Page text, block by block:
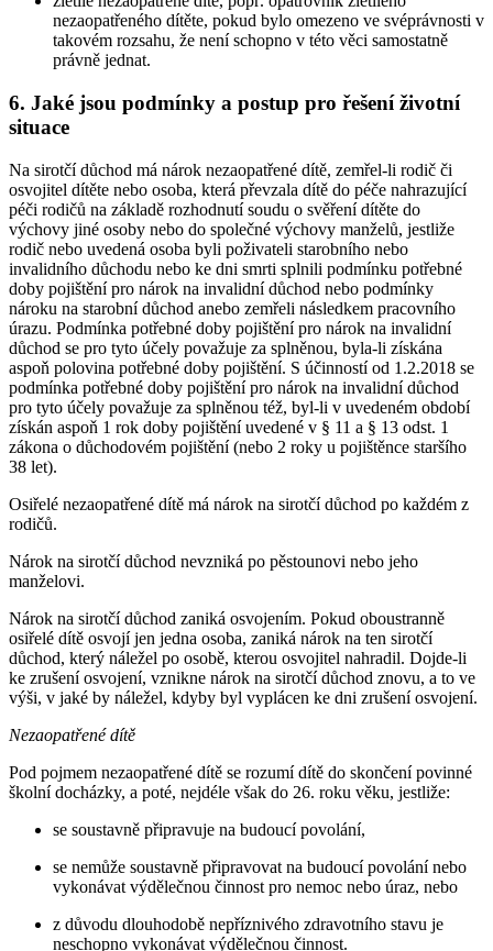
nezaopatřeného dítěte, pokud bylo omezeno ve svéprávnosti v
takovém rozsahu, že není schopno v této věci samostatně
právně jednat.
6. Jaké jsou podmínky a postup pro řešení životní
situace
Na sirotčí důchod má nárok nezaopatřené dítě, zemřel-li rodič či
osvojitel dítěte nebo osoba, která převzala dítě do péče nahrazující
péči rodičů na základě rozhodnutí soudu o svěření dítěte do
výchovy jiné osoby nebo do společné výchovy manželů, jestliže
rodič nebo uvedená osoba byli poživateli starobního nebo
invalidního důchodu nebo ke dni smrti splnili podmínku potřebné
doby pojištění pro nárok na invalidní důchod nebo podmínky
nároku na starobní důchod anebo zemřeli následkem pracovního
úrazu. Podmínka potřebné doby pojištění pro nárok na invalidní
důchod se pro tyto účely považuje za splněnou, byla-li získána
aspoň polovina potřebné doby pojištění. S účinností od 1.2.2018 se
podmínka potřebné doby pojištění pro nárok na invalidní důchod
pro tyto účely považuje za splněnou též, byl-li v uvedeném období
získán aspoň 1 rok doby pojištění uvedené v § 11 a § 13 odst. 1
zákona o důchodovém pojištění (nebo 2 roky u pojištěnce staršího
38 let).
Osiřelé nezaopatřené dítě má nárok na sirotčí důchod po každém z
rodičů.
Nárok na sirotčí důchod nevzniká po pěstounovi nebo jeho
manželovi.
Nárok na sirotčí důchod zaniká osvojením. Pokud oboustranně
osiřelé dítě osvojí jen jedna osoba, zaniká nárok na ten sirotčí
důchod, který náležel po osobě, kterou osvojitel nahradil. Dojde-li
ke zrušení osvojení, vznikne nárok na sirotčí důchod znovu, a to ve
výši, v jaké by náležel, kdyby byl vyplácen ke dni zrušení osvojení.
Nezaopatřené dítě
Pod pojmem nezaopatřené dítě se rozumí dítě do skončení povinné
školní docházky, a poté, nejdéle však do 26. roku věku, jestliže:
se soustavně připravuje na budoucí povolání,
se nemůže soustavně připravovat na budoucí povolání nebo
vykonávat výdělečnou činnost pro nemoc nebo úraz, nebo
z důvodu dlouhodobě nepříznivého zdravotního stavu je
neschopno vykonávat výdělečnou činnost.